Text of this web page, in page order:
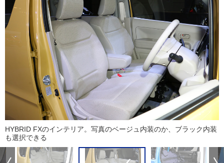
HYBRID FXのインテリア。写真のベージュ内装のか、ブラック内装
も選択できる